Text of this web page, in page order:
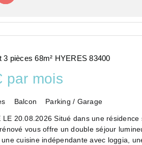
3 pièces 68m² HYERES 83400
par mois
Balcon Parking / Garage
LE 20.08.2026 Situé dans une
vous offre un double séjour
cuisine indépendante avec loggia,